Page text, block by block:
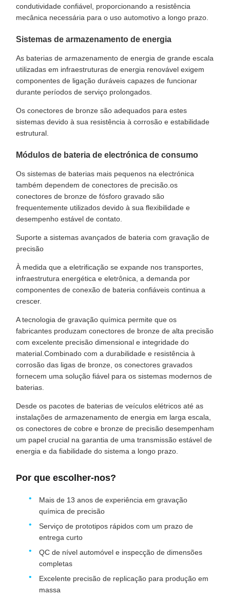
condutividade confiável, proporcionando a resistência
mecânica necessária para o uso automotivo a longo prazo.
Sistemas de armazenamento de energia
As baterias de armazenamento de energia de grande escala
utilizadas em infraestruturas de energia renovável exigem
componentes de ligação duráveis capazes de funcionar
durante períodos de serviço prolongados.
Os conectores de bronze são adequados para estes
sistemas devido à sua resistência à corrosão e estabilidade
estrutural.
Módulos de bateria de electrónica de consumo
Os sistemas de baterias mais pequenos na electrónica
também dependem de conectores de precisão.os
conectores de bronze de fósforo gravado são
frequentemente utilizados devido à sua flexibilidade e
desempenho estável de contato.
Suporte a sistemas avançados de bateria com gravação de
precisão
À medida que a eletrificação se expande nos transportes,
infraestrutura energética e eletrônica, a demanda por
componentes de conexão de bateria confiáveis continua a
crescer.
A tecnologia de gravação química permite que os
fabricantes produzam conectores de bronze de alta precisão
com excelente precisão dimensional e integridade do
material.Combinado com a durabilidade e resistência à
corrosão das ligas de bronze, os conectores gravados
fornecem uma solução fiável para os sistemas modernos de
baterias.
Desde os pacotes de baterias de veículos elétricos até as
instalações de armazenamento de energia em larga escala,
os conectores de cobre e bronze de precisão desempenham
um papel crucial na garantia de uma transmissão estável de
energia e da fiabilidade do sistema a longo prazo.
Por que escolher-nos?
Mais de 13 anos de experiência em gravação
química de precisão
Serviço de prototipos rápidos com um prazo de
entrega curto
QC de nível automóvel e inspecção de dimensões
completas
Excelente precisão de replicação para produção em
massa